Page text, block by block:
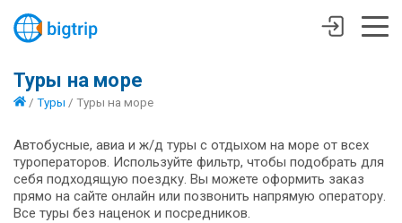
Туры на море
/ Туры / Туры на море
Автобусные, авиа и ж/д туры с отдыхом на море от всех
туроператоров. Используйте фильтр, чтобы подобрать для
себя подходящую поездку. Вы можете оформить заказ
прямо на сайте онлайн или позвонить напрямую оператору.
Все туры без наценок и посредников.